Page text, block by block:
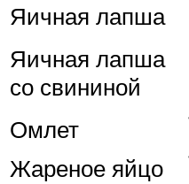
Яичная лапша
Яичная лапша
со свининой
Омлет
Жареное яйцо